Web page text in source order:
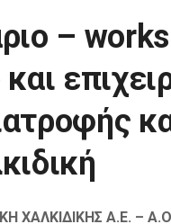
–
και
ΧΑΛΚΙΔΙΚΗΣ Α.Ε. –